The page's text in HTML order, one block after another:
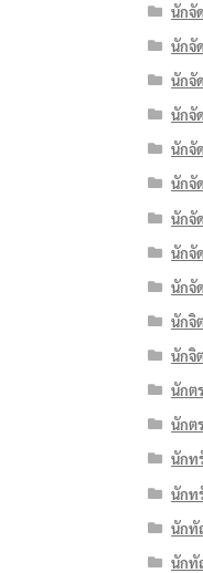
นักจั
นักจั
นักจั
นักจั
นักจั
นักจั
นักจั
นักจั
นักจั
นักจิ
นักจิ
นักต
นักต
นักท
นักท
นักทั
นักทั